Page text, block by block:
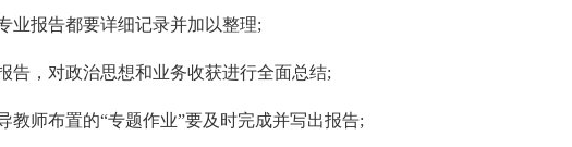
业报告都要详细记录并加以整理;
告，对政治思想和业务收获进行全面总结;
教师布置的“专题作业”要及时完成并写出报告;